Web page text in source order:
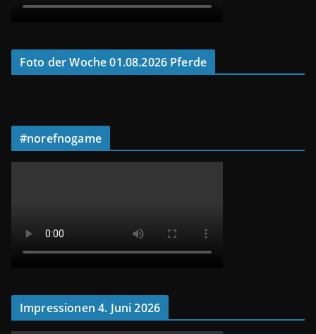
Foto der Woche 01.08.2026 Pferde
#norefnogame
Impressionen 4. Juni 2026